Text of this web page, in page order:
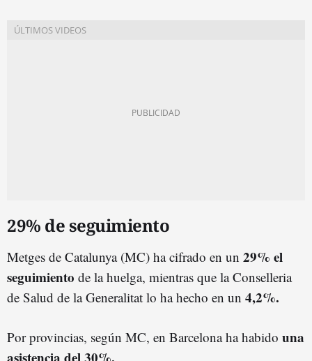
29% de seguimiento
Metges de Catalunya (MC) ha cifrado en un 29% el
seguimiento de la huelga, mientras que la Conselleria
de Salud de la Generalitat lo ha hecho en un 4,2%.
Por provincias, según MC, en Barcelona ha habido una
asistencia del 30%.